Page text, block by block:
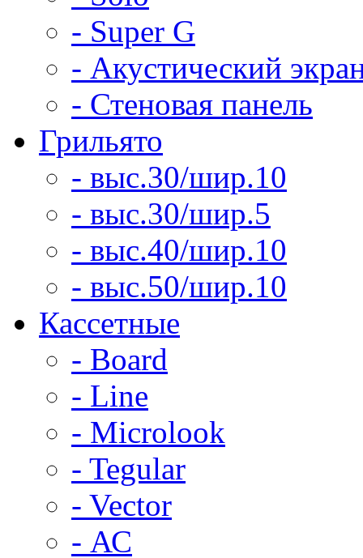
- Super G
- Акустический
- Стеновая панель
Грильято
- выс.30/шир.10
- выс.30/шир.5
- выс.40/шир.10
- выс.50/шир.10
Кассетные
- Board
- Line
- Microlook
- Tegular
- Vector
- АС